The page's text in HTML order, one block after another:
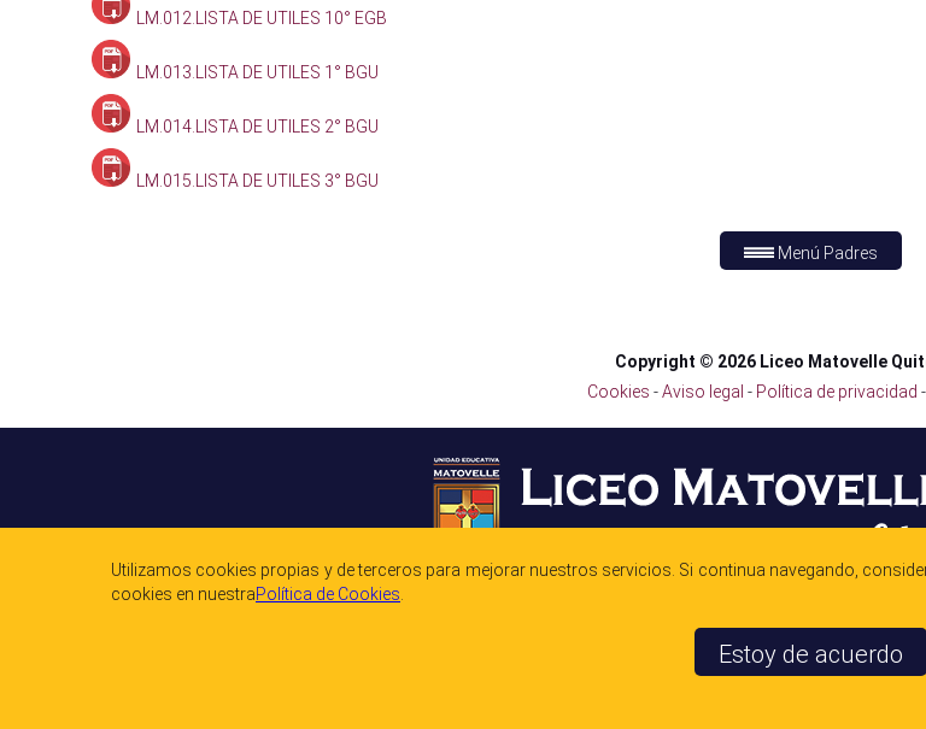
LM.012.LISTA DE UTILES 10° EGB
LM.013.LISTA DE UTILES 1° BGU
LM.014.LISTA DE UTILES 2° BGU
LM.015.LISTA DE UTILES 3° BGU
Menú Padres
Utilizamos cookies propias y de terceros para mejorar nuestros servicios. Si continua navegando,
cookies en nuestraPolí­tica de Cookies
Estoy de acuerdo
Copyright © 2026 Liceo Matovelle
Cookies -Aviso legal - Política de privacidad -